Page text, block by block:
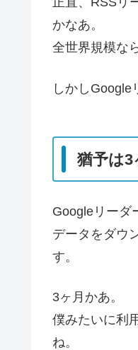
かなあ。
全世界規模な
しかしGoogle
猶予は3
Googleリーダ
データをダウ
す。
3ヶ月かあ。
僕みたいに利
ね。